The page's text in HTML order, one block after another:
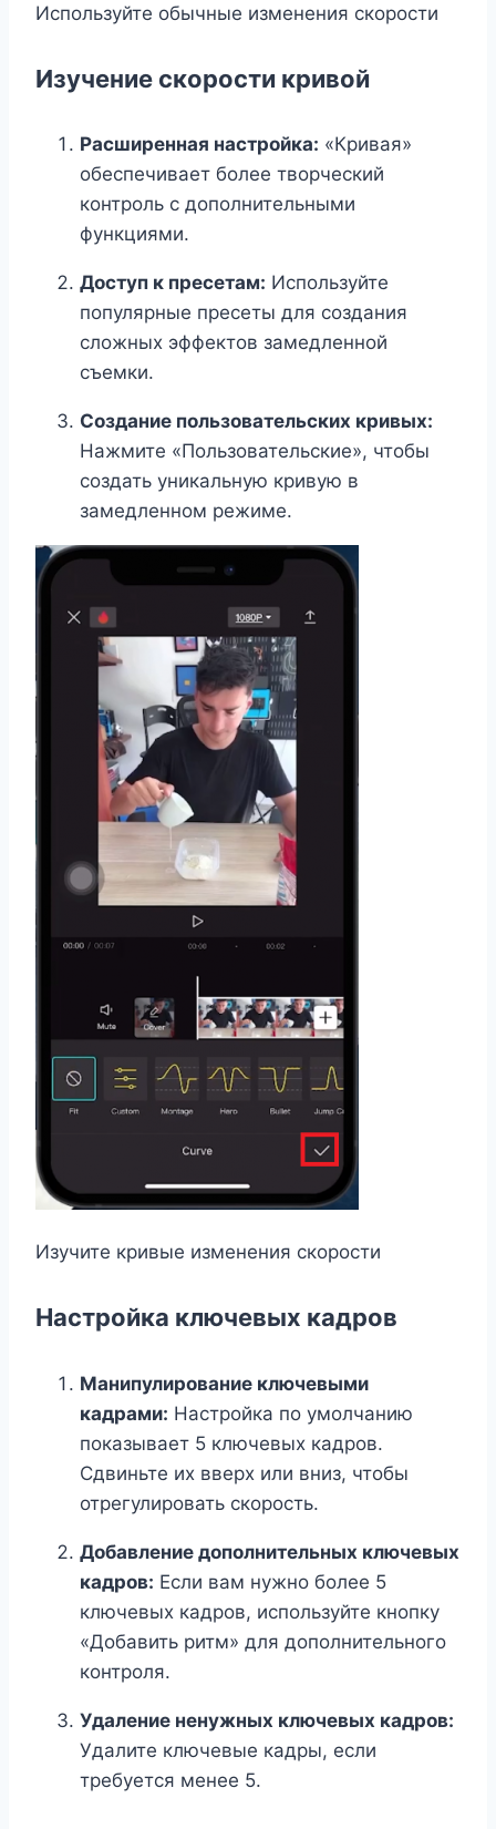
Используйте обычные изменения скорости
Изучение скорости кривой
Расширенная настройка: «Кривая»
обеспечивает более творческий
контроль с дополнительными
функциями.
Доступ к пресетам: Используйте
популярные пресеты для создания
сложных эффектов замедленной
съемки.
Создание пользовательских кривых:
Нажмите «Пользовательские», чтобы
создать уникальную кривую в
замедленном режиме.
Изучите кривые изменения скорости
Настройка ключевых кадров
Манипулирование ключевыми
кадрами: Настройка по умолчанию
показывает 5 ключевых кадров.
Сдвиньте их вверх или вниз, чтобы
отрегулировать скорость.
Добавление дополнительных ключевых
кадров: Если вам нужно более 5
ключевых кадров, используйте кнопку
«Добавить ритм» для дополнительного
контроля.
Удаление ненужных ключевых кадров:
Удалите ключевые кадры, если
требуется менее 5.